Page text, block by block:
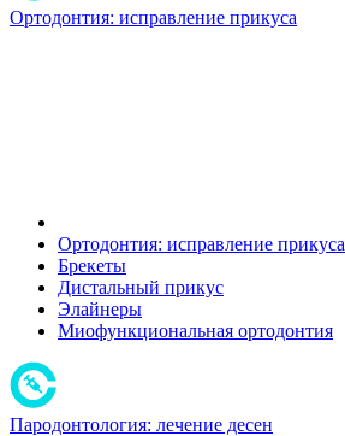
Ортодонтия: исправление прикуса
Ортодонтия: исправление прикуса
Брекеты
Дистальный прикус
Элайнеры
Миофункциональная ортодонтия
Пародонтология: лечение десен